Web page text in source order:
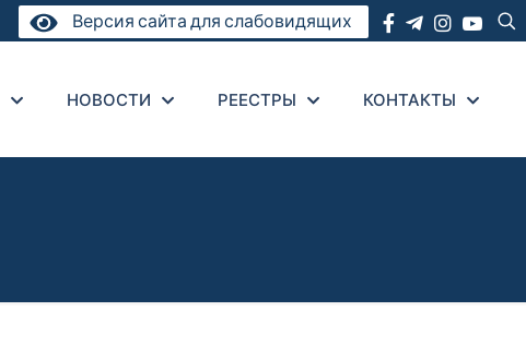
Версия сайта для слабовидящих
НОВОСТИ РЕЕСТРЫ КОНТАКТЫ